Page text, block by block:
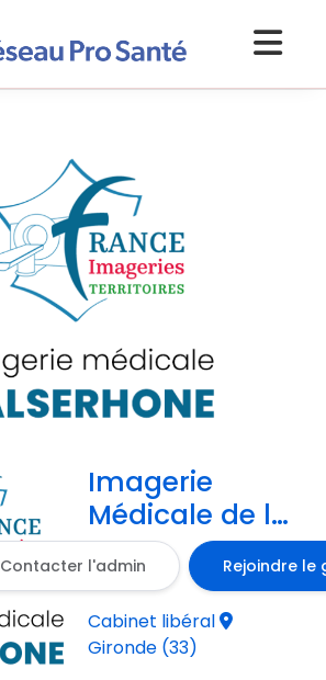
Imagerie
Médicale de la
Vallée de l´Isle
en Gironde
Contacter l'admin Rejoindre le
Cabinet libéral
Gironde (33)